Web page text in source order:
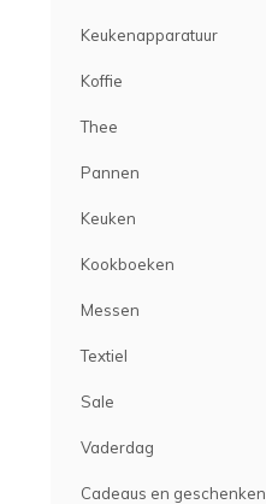
Keukenapparatuur
Koffie
Thee
Pannen
Keuken
Kookboeken
Messen
Textiel
Sale
Vaderdag
Cadeaus en geschenken